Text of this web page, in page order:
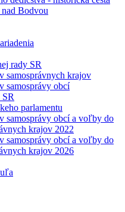
Bodvou
rady SR
samosprávnych krajov
samosprávy obcí
parlamentu
samosprávy obcí a voľby do
krajov 2022
samosprávy obcí a voľby do
krajov 2026